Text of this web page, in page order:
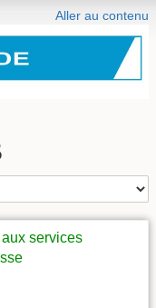
Aller au contenu
services